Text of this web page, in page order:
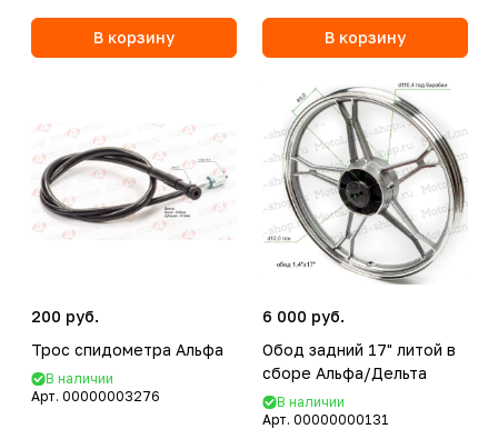
В корзину В корзину
200 руб.
Трос спидометра Альфа
В наличии
Арт. 00000003276
6 000 руб.
Обод задний 17" литой в
сборе Альфа/Дельта
В наличии
Арт. 00000000131